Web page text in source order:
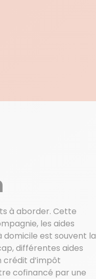
à aborder. Cette
les aides
domicile est souvent la
différentes aides
crédit d’impôt
cofinancé par une